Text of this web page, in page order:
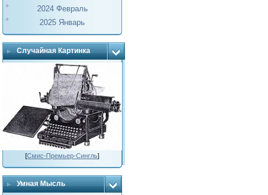
2024 Февраль
2025 Январь
Случайная Картинка
[Смис-Премьер-Сингль]
Умная Мысль